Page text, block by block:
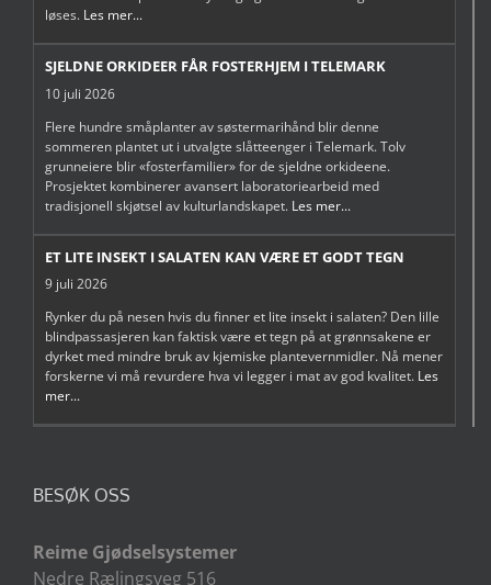
løses. Les mer...
SJELDNE ORKIDEER FÅR FOSTERHJEM I TELEMARK
10 juli 2026
Flere hundre småplanter av søstermarihånd blir denne
sommeren plantet ut i utvalgte slåtteenger i Telemark. Tolv
grunneiere blir «fosterfamilier» for de sjeldne orkideene.
Prosjektet kombinerer avansert laboratoriearbeid med
tradisjonell skjøtsel av kulturlandskapet. Les mer...
ET LITE INSEKT I SALATEN KAN VÆRE ET GODT TEGN
9 juli 2026
Rynker du på nesen hvis du finner et lite insekt i salaten? Den lille
blindpassasjeren kan faktisk være et tegn på at grønnsakene er
dyrket med mindre bruk av kjemiske plantevernmidler. Nå mener
forskerne vi må revurdere hva vi legger i mat av god kvalitet. Les
mer...
BESØK OSS
Reime Gjødselsystemer
Nedre Rælingsveg 516